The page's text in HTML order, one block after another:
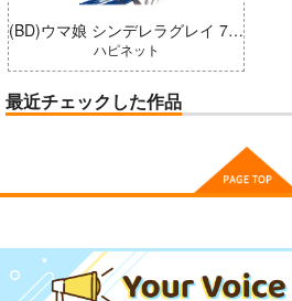
(BD)ウマ娘 シンデレラグレイ 7 豪華版 (とらのあな限定版)
ハピネット
最近チェックした作品